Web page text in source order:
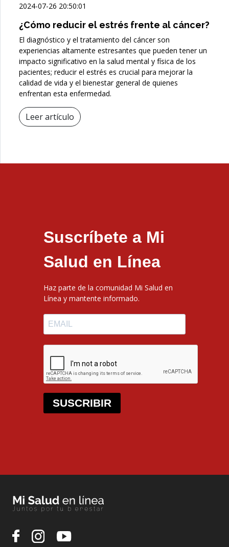
2024-07-26 20:50:01
¿Cómo reducir el estrés frente al cáncer?
El diagnóstico y el tratamiento del cáncer son
experiencias altamente estresantes que pueden tener un
impacto significativo en la salud mental y física de los
pacientes; reducir el estrés es crucial para mejorar la
calidad de vida y el bienestar general de quienes
enfrentan esta enfermedad.
Leer artículo
Suscríbete a Mi
Salud en Línea
Haz parte de la comunidad Mi Salud en
Línea y mantente informado.
SUSCRIBIR